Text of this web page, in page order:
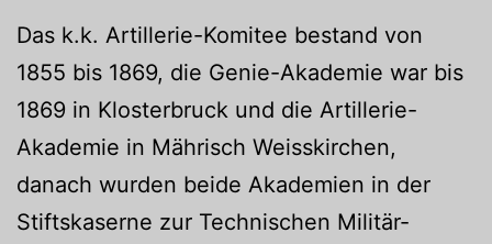
Das k.k. Artillerie-Komitee bestand von
1855 bis 1869, die Genie-Akademie war bis
1869 in Klosterbruck und die Artillerie-
Akademie in Mährisch Weisskirchen,
danach wurden beide Akademien in der
Stiftskaserne zur Technischen Militär-